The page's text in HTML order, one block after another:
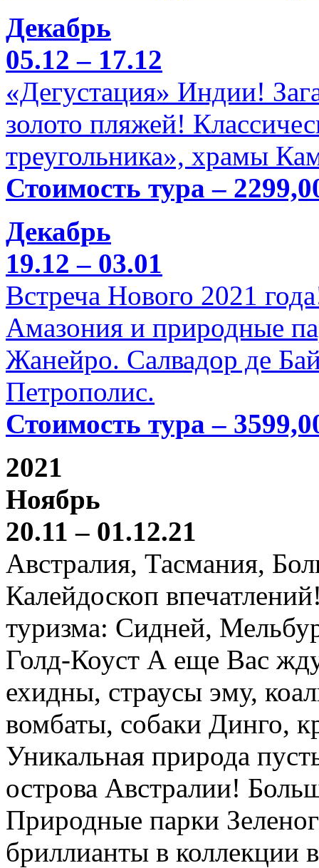
Декабрь
05.12 – 17.12
«Дегустация» Индии!
золото пляжей!
треугольника», храмы
Стоимость тура –
Декабрь
19.12 – 03.01
Встреча Нового 2021
Амазония и природные
Жанейро. Салвадор де
Петрополис.
Стоимость тура –
2021
Ноябрь
20.11 – 01.12.21
Австралия, Тасмания,
Калейдоскоп
туризма: Сидней,
Голд-Коуст А еще Вас
ехидны, страусы эму,
вомбаты, собаки Динго,
Уникальная природа
острова Австралии!
Природные парки
бриллианты в коллекции